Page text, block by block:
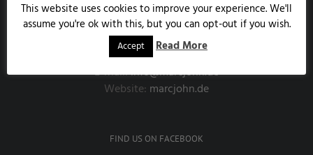
Austrasse 85
53343 Wachtberg
Handy:0171/7858190
E-Mail:info@marcjohn.de
Website: marcjohn.de
FIND US ON FACEBOOK
This website uses cookies to improve your experience. We'll
assume you're ok with this, but you can opt-out if you wish.
Accept Read More